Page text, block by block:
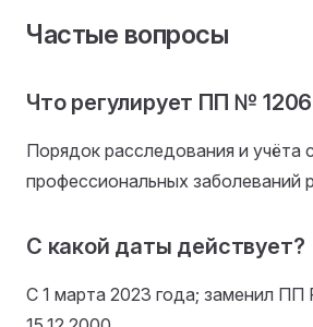
Частые вопросы
Что регулирует ПП №
Порядок расследования и учёта
профессиональных заболеваний
С какой даты действует?
С 1 марта 2023 года; заменил